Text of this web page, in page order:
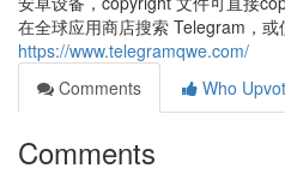
在全球应用商店搜索 Telegram，或
https://www.telegramqwe.com/
Comments
Who
Comments